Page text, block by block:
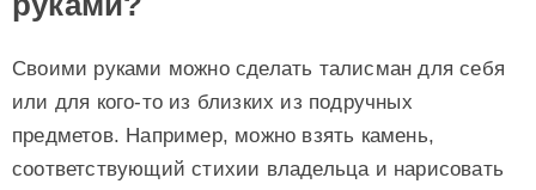
Своими руками можно сделать талисман для себя
или для кого-то из близких из подручных
предметов. Например, можно взять камень,
соответствующий стихии владельца и нарисовать